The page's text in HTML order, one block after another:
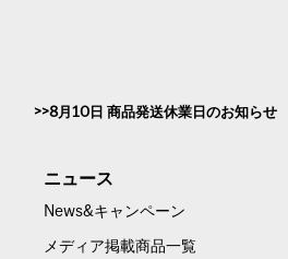
8月10日 商品発送休業日のお知らせ
ニュース
News&キャンペーン
メディア掲載商品一覧